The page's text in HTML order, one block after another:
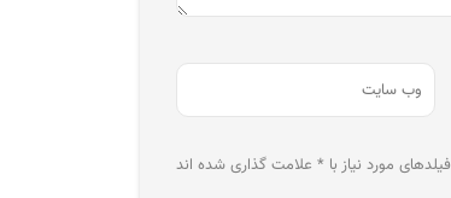
فیلدهای مورد نیاز با * علامت گذاری شده اند